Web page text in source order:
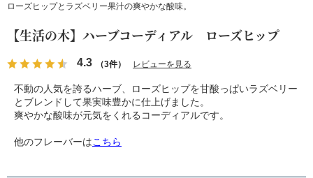
ローズヒップとラズベリー果汁の爽やかな酸味。
【生活の木】ハーブコーディアル ローズヒップ
4.3 （3件） レビューを見る
不動の人気を誇るハーブ、ローズヒップを甘酸っぱいラズベリー
とブレンドして果実味豊かに仕上げました。
爽やかな酸味が元気をくれるコーディアルです。
他のフレーバーはこちら